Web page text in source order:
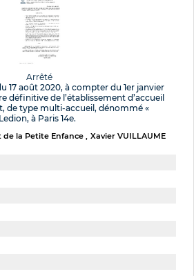
Arrêté
17 août 2020, à compter du 1er janvier
définitive de l’établissement d’accueil
de type multi-accueil, dénommé «
à Paris 14e.
de la Petite Enfance Xavier VUILLAUME